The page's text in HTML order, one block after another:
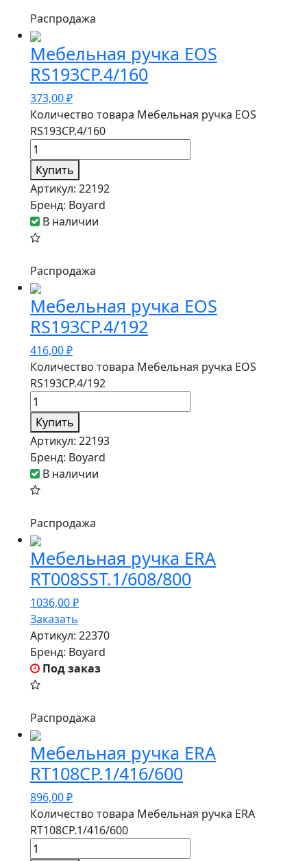
Распродажа
Мебельная ручка EOS
RS193CP.4/160
373,00₽
Количество товара Мебельная ручка EOS
RS193CP.4/160
Купить
Артикул: 22192
Бренд: Boyard
В наличии
Распродажа
Мебельная ручка EOS
RS193CP.4/192
416,00₽
Количество товара Мебельная ручка EOS
RS193CP.4/192
Купить
Артикул: 22193
Бренд: Boyard
В наличии
Распродажа
Мебельная ручка ERA
RT008SST.1/608/800
1036,00₽
Заказать
Артикул: 22370
Бренд: Boyard
Под заказ
Распродажа
Мебельная ручка ERA
RT108CP.1/416/600
896,00₽
Количество товара Мебельная ручка ERA
RT108CP.1/416/600